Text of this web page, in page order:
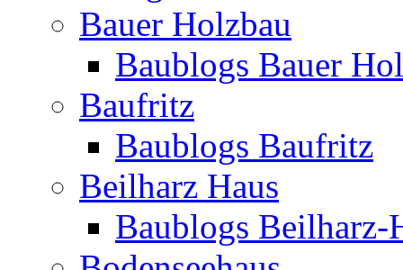
Bauer Holzbau
Baublogs Bauer
Baufritz
Baublogs Baufritz
Beilharz Haus
Baublogs Beilharz-